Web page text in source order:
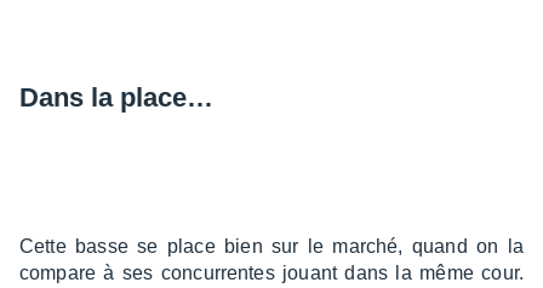
Dans la place…
Cette basse se place bien sur le marché, quand on la
compare à ses concur­rentes jouant dans la même cour.